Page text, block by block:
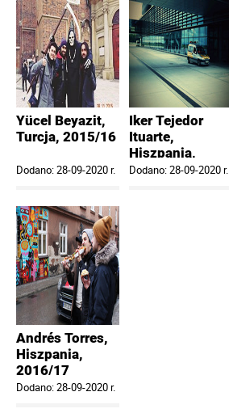
Yücel Beyazit,
Turcja, 2015/16
Dodano: 28-09-2020 r.
Iker Tejedor
Ituarte,
Hiszpania,
2011/12
Dodano: 28-09-2020 r.
Andrés Torres,
Hiszpania,
2016/17
Dodano: 28-09-2020 r.